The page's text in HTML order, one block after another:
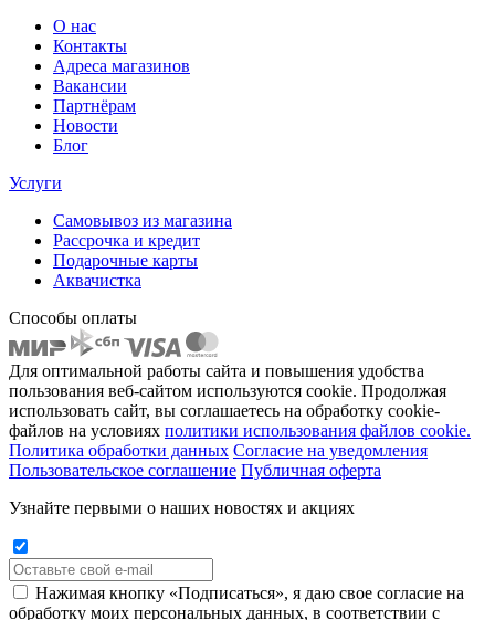
О нас
Контакты
Адреса магазинов
Вакансии
Партнёрам
Новости
Блог
Услуги
Самовывоз из магазина
Рассрочка и кредит
Подарочные карты
Аквачистка
Способы оплаты
Для оптимальной работы сайта и повышения удобства
пользования веб-сайтом используются cookie. Продолжая
использовать сайт, вы соглашаетесь на обработку cookie-
файлов на условиях политики использования файлов cookie.
Политика обработки данных Согласие на уведомления
Пользовательское соглашение Публичная оферта
Узнайте первыми о наших новостях и акциях
Нажимая кнопку «Подписаться», я даю свое согласие на
обработку моих персональных данных, в соответствии с